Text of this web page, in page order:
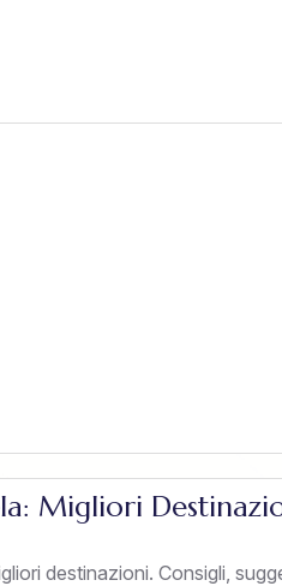
Migliori
destinazioni. Consigli,